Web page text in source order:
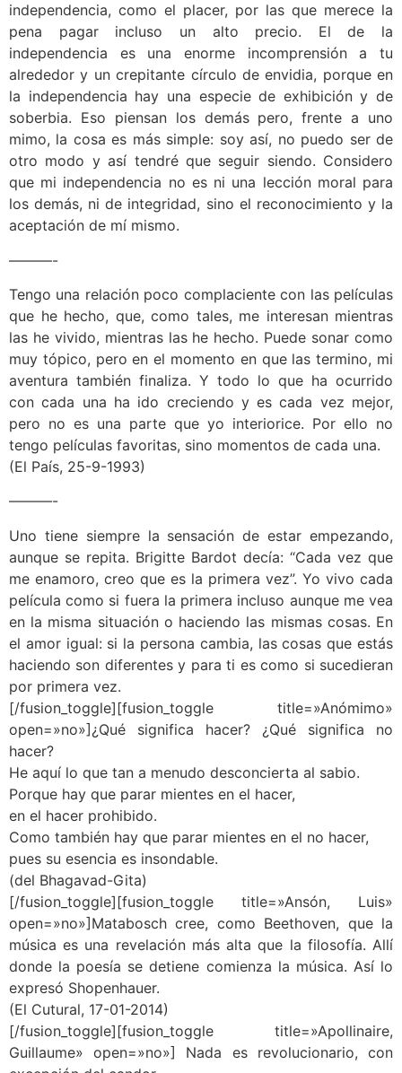
independencia, como el placer, por las que merece la
pena pagar incluso un alto precio. El de la
independencia es una enorme incomprensión a tu
alrededor y un crepitante círculo de envidia, porque en
la independencia hay una especie de exhibición y de
soberbia. Eso piensan los demás pero, frente a uno
mimo, la cosa es más simple: soy así, no puedo ser de
otro modo y así tendré que seguir siendo. Considero
que mi independencia no es ni una lección moral para
los demás, ni de integridad, sino el reconocimiento y la
aceptación de mí mismo.
———-
Tengo una relación poco complaciente con las películas
que he hecho, que, como tales, me interesan mientras
las he vivido, mientras las he hecho. Puede sonar como
muy tópico, pero en el momento en que las termino, mi
aventura también finaliza. Y todo lo que ha ocurrido
con cada una ha ido creciendo y es cada vez mejor,
pero no es una parte que yo interiorice. Por ello no
tengo películas favoritas, sino momentos de cada una.
(El País, 25-9-1993)
———-
Uno tiene siempre la sensación de estar empezando,
aunque se repita. Brigitte Bardot decía: “Cada vez que
me enamoro, creo que es la primera vez”. Yo vivo cada
película como si fuera la primera incluso aunque me vea
en la misma situación o haciendo las mismas cosas. En
el amor igual: si la persona cambia, las cosas que estás
haciendo son diferentes y para ti es como si sucedieran
por primera vez.
[/fusion_toggle][fusion_toggle title=»Anómimo»
open=»no»]¿Qué significa hacer? ¿Qué significa no
hacer?
He aquí lo que tan a menudo desconcierta al sabio.
Porque hay que parar mientes en el hacer,
en el hacer prohibido.
Como también hay que parar mientes en el no hacer,
pues su esencia es insondable.
(del Bhagavad-Gita)
[/fusion_toggle][fusion_toggle title=»Ansón, Luis»
open=»no»]Matabosch cree, como Beethoven, que la
música es una revelación más alta que la filosofía. Allí
donde la poesía se detiene comienza la música. Así lo
expresó Shopenhauer.
(El Cutural, 17-01-2014)
[/fusion_toggle][fusion_toggle title=»Apollinaire,
Guillaume» open=»no»] Nada es revolucionario, con